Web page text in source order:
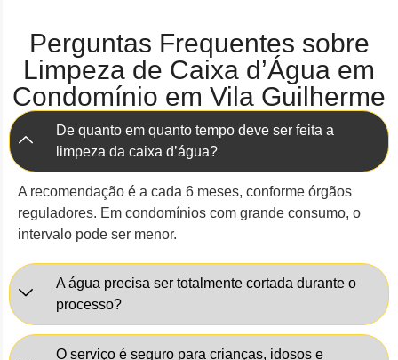
Perguntas Frequentes sobre
Limpeza de Caixa d’Água em
Condomínio em Vila Guilherme
De quanto em quanto tempo deve ser feita a
limpeza da caixa d’água?
A recomendação é a cada 6 meses, conforme órgãos
reguladores. Em condomínios com grande consumo, o
intervalo pode ser menor.
A água precisa ser totalmente cortada durante o
processo?
O serviço é seguro para crianças, idosos e